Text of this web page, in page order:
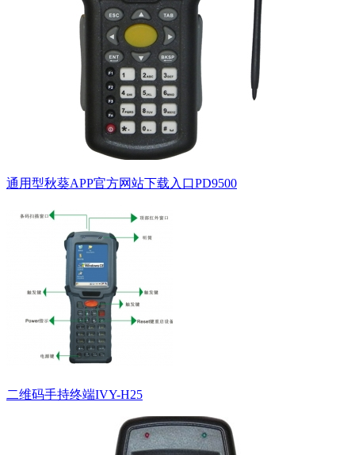
通用型秋葵APP官方网站下载入口PD9500
二维码手持终端IVY-H25